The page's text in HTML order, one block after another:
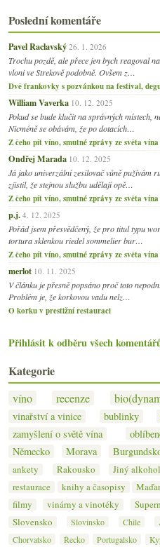
Poslední komentáře
Pavel Raclavský 26. 1. 2026
Trochu pozdě, ale přece jen bych reagoval
vloni ve Strekově podobně. Ovšem z…
Dvě frankovky s pozvánkou na festival,
William Vaverka 10. 12. 2025
Pokud se bude klučit na správných místech,
Nicméně se obávám, že po dotacích…
Z čeho pít víno, smutné zprávy ze světa
Ondřej Marada 10. 12. 2025
Já jako univerzální zesilovač vůně pužívám
zjistil, že stejnou službu udělají opě…
Z čeho pít víno, smutné zprávy ze světa
p.j. 4. 12. 2025
Pořád jsem přesvědčený, že pro titul typu
tortura sklenkou riedel sommelier bur…
Z čeho pít víno, smutné zprávy ze světa
merlot 10. 11. 2025
V článku je přesně popsáno proč toto
Problém je, že korkovou vadu nelz…
O korku v prestižní restauraci
Přihlásit k odběru všech
Kategorie
víno recenze
vinařství a vinice
bublinky
zamyšlení o světě vína
Německo
Morava
ankety
Rakousko Jiný alkohol
restaurace
knihy a časopisy
filmy
vinárny a vinotéky
Slovensko
Slovinsko Chile
Chorvatsko
Řecko Portugalsko